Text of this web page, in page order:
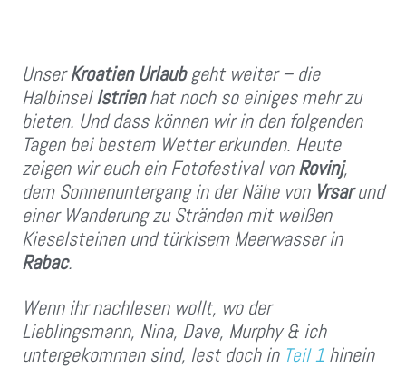
UnserKroatien Urlaubgeht weiter – die
HalbinselIstrienhat noch so einiges mehr zu
bieten. Und dass können wir in den folgenden
Tagen bei bestem Wetter erkunden. Heute
zeigen wir euch ein Fotofestival vonRovinj,
dem Sonnenuntergang in der Nähe von Vrsarund
einer Wanderung zu Stränden mit weißen
Kieselsteinen und türkisem Meerwasser in
Rabac.
Wenn ihr nachlesen wollt, wo der
Lieblingsmann, Nina, Dave, Murphy & ich
untergekommen sind, lest doch in Teil 1 hinein